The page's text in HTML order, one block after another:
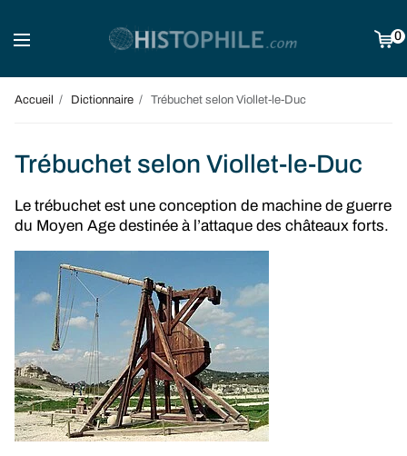
0
Accueil Dictionnaire Trébuchet selon Viollet-le-Duc
Trébuchet selon Viollet-le-Duc
Le trébuchet est une conception de machine de guerre
du Moyen Age destinée à l’attaque des châteaux forts.